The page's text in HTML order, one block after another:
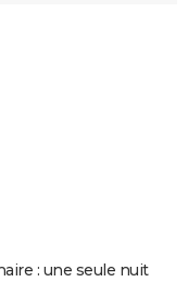
: une seule nuit